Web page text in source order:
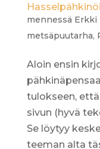
mennessä Erkki
metsäpuutarha,
Aloin ensin
tulokseen,
sivun (hyvä
Se löytyy
teeman alta